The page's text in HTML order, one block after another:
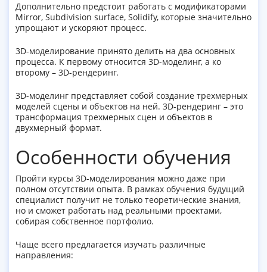
Дополнительно предстоит работать с модификаторами
Mirror, Subdivision surface, Solidify, которые значительно
упрощают и ускоряют процесс.
3D-моделирование принято делить на два основных
процесса. К первому относится 3D-моделинг, а ко
второму – 3D-рендеринг.
3D-моделинг представляет собой создание трехмерных
моделей сцены и объектов на ней. 3D-рендеринг – это
трансформация трехмерных сцен и объектов в
двухмерный формат.
Особенности обучения
Пройти курсы 3D-моделирования можно даже при
полном отсутствии опыта. В рамках обучения будущий
специалист получит не только теоретические знания,
но и сможет работать над реальными проектами,
собирая собственное портфолио.
Чаще всего предлагается изучать различные
направления: